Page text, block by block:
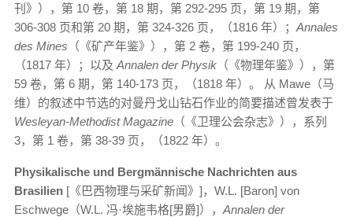
刊》），第 10 卷，第 18 期，第 292-295 页，第 19 期，第
306-308 页和第 20 期，第 324-326 页，（1816 年）； Annales
des Mines （《矿产年鉴》），第 2 卷，第 199-240 页，
（1817 年）；以及 Annalen der Physik （《物理年鉴》），第
59 卷，第 6 期，第 140-173 页，（1818 年）。 从 Mawe（马
维）的叙述中节选的对曼丹戈山钻石作业的简要描述曾发表于
Wesleyan-Methodist Magazine （《卫理公会杂志》），系列
3，第 1 卷，第 38-39 页，（1822 年）。
Physikalische und Bergmännische Nachrichten aus
Brasilien [《巴西物理与采矿新闻》]，W.L. [Baron] von
Eschwege（W.L. 冯·埃施韦格[男爵]）， Annalen der